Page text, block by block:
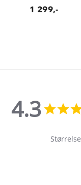
1 299,-
4.3
Størrelse